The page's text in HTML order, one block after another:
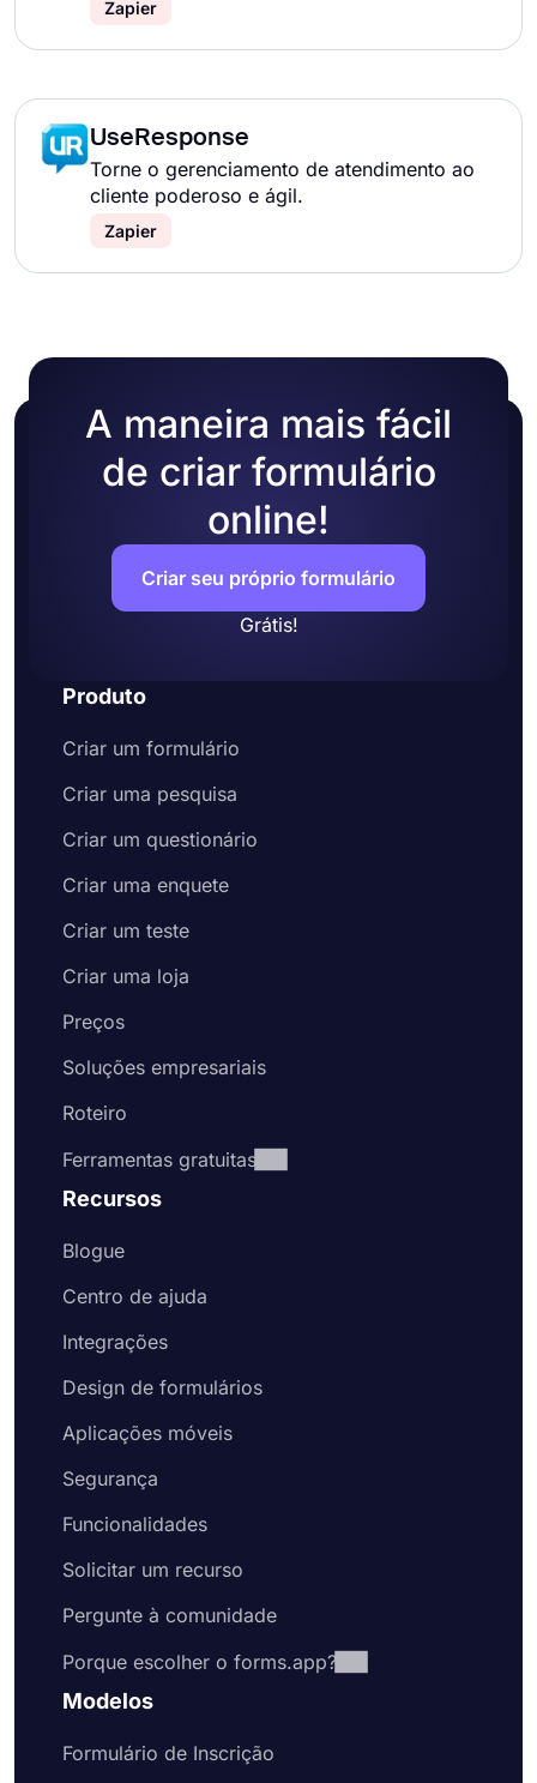
Zapier
UseResponse
Torne o gerenciamento de atendimento ao
cliente poderoso e ágil.
Zapier
A maneira mais fácil
de criar formulário
online!
Criar seu próprio formulário
Grátis!
Produto
Criar um formulário
Criar uma pesquisa
Criar um questionário
Criar uma enquete
Criar um teste
Criar uma loja
Preços
Soluções empresariais
Roteiro
Ferramentas gratuitas
Recursos
Blogue
Centro de ajuda
Integrações
Design de formulários
Aplicações móveis
Segurança
Funcionalidades
Solicitar um recurso
Pergunte à comunidade
Porque escolher o forms.app?
Modelos
Formulário de Inscrição